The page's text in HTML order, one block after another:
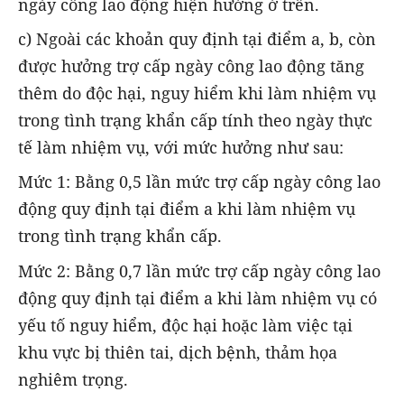
ngày công lao động hiện hưởng ở trên.
c) Ngoài các khoản quy định tại điểm a, b, còn
được hưởng trợ cấp ngày công lao động tăng
thêm do độc hại, nguy hiểm khi làm nhiệm vụ
trong tình trạng khẩn cấp tính theo ngày thực
tế làm nhiệm vụ, với mức hưởng như sau:
Mức 1: Bằng 0,5 lần mức trợ cấp ngày công lao
động quy định tại điểm a khi làm nhiệm vụ
trong tình trạng khẩn cấp.
Mức 2: Bằng 0,7 lần mức trợ cấp ngày công lao
động quy định tại điểm a khi làm nhiệm vụ có
yếu tố nguy hiểm, độc hại hoặc làm việc tại
khu vực bị thiên tai, dịch bệnh, thảm họa
nghiêm trọng.